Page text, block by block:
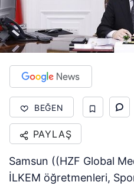
BEĞEN
PAYLAŞ
Samsun ((HZF Global
İLKEM öğretmenleri,